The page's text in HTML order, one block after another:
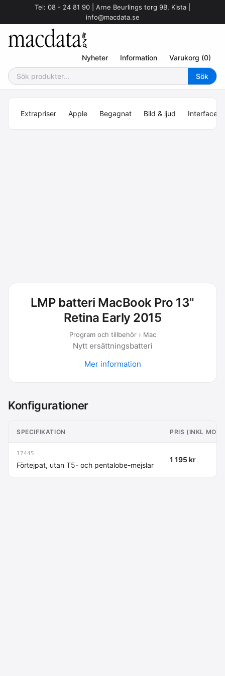
Tel: 08 - 24 81 90 | Arne Beurlings torg 9B, Kista |
info@macdata.se
Nyheter Information Varukorg (0)
Extrapriser Apple Begagnat Bild & ljud Interface
LMP batteri MacBook Pro 13"
Retina Early 2015
Program och tillbehör › Mac
Nytt ersättningsbatteri
Mer information
Konfigurationer
SPECIFIKATION PRIS (INKL
17445
Förtejpat, utan T5- och pentalobe-mejslar
1 195 kr